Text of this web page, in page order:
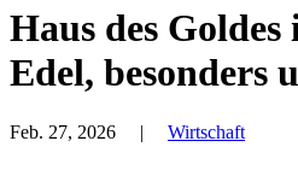
Haus des Goldes
Edel, besonders
Feb. 27, 2026 | Wirtschaft